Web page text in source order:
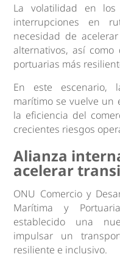
La volatilidad en los
interrupciones en
necesidad de
alternativos, así
portuarias más
En este escenario,
marítimo se vuelve un
la eficiencia del
crecientes riesgos
Alianza
acelerar
ONU Comercio y
Marítima y
establecido una
impulsar un
resiliente e inclusivo.